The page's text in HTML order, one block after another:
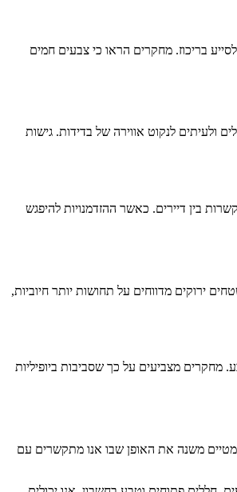
בריכוז. מחקרים הראו כי צבעים חמים
ולעיתים לנקוט אווירה של בדידות. גישות
בין דיירים. כאשר ההזדמנויות להיפגש
ירוקים מדווחים על תחושות יותר חיוביות,
מחקרים מצביעים על כך שסביבות ביופיליות
משנה את האופן שבו אנו מתקשרים עם